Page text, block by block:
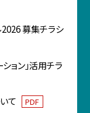
2026 募集チラシ
ョン」活用チラ
て
PDF